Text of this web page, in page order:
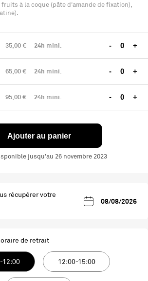
récupérer votre
de retrait
12:00 12:00-15:00
à la coque (pâte d'amande de fixation),
35,00 € 24h mini. - +
65,00 € 24h mini. - +
95,00 € 24h mini. - +
Ajouter au panier
jusqu'au 26 novembre 2023